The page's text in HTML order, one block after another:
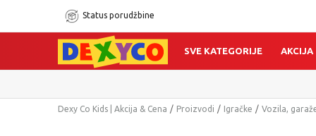
Status porudžbine
SVE KATEGORIJE AKCIJA
Dexy Co Kids | Akcija & Cena Proizvodi Igračke Vozila,